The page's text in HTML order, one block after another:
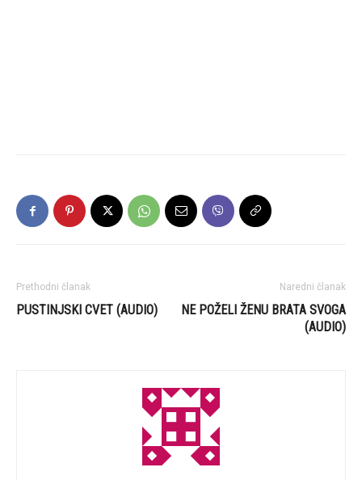
Prethodni članak
PUSTINJSKI CVET (AUDIO)
Naredni članak
NE POŽELI ŽENU BRATA SVOGA
(AUDIO)